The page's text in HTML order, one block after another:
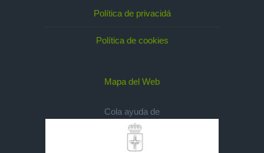
Política de privacidá
Política de cookies
Mapa del Web
Cola ayuda de